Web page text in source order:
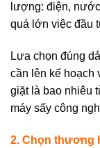
lượng: điện,
quá lớn việc đầu
Lựa chọn đúng
cần lên kế hoạch
giặt là bao nhiêu
máy sấy công
2. Chọn thương